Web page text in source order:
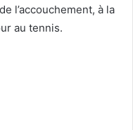
l’accouchement, à la
au tennis.